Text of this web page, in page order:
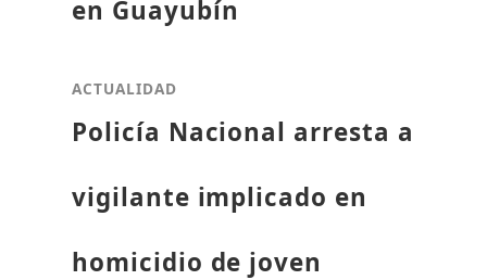
en Guayubín
ACTUALIDAD
Policía Nacional arresta a
vigilante implicado en
homicidio de joven